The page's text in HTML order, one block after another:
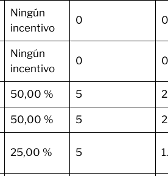
Ningún
incentivo
0
Ningún
incentivo
0
50,00 % 5
50,00 % 5
25,00 % 5